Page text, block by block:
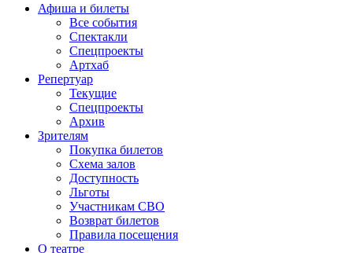
Афиша и билеты
Все события
Спектакли
Спецпроекты
Артхаб
Репертуар
Текущие
Спецпроекты
Архив
Зрителям
Покупка билетов
Схема залов
Доступность
Льготы
Участникам СВО
Возврат билетов
Правила посещения
О театре